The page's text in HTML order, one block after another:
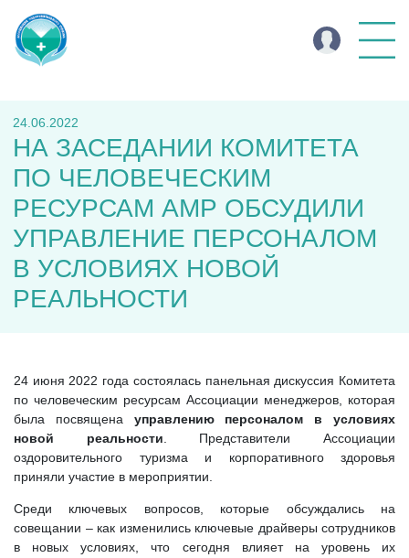
24.06.2022
НА ЗАСЕДАНИИ КОМИТЕТА
ПО ЧЕЛОВЕЧЕСКИМ
РЕСУРСАМ АМР ОБСУДИЛИ
УПРАВЛЕНИЕ ПЕРСОНАЛОМ
В УСЛОВИЯХ НОВОЙ
РЕАЛЬНОСТИ
24 июня 2022 года состоялась панельная дискуссия Комитета
по человеческим ресурсам Ассоциации менеджеров, которая
была посвящена управлению персоналом в условиях
новой реальности . Представители Ассоциации
оздоровительного туризма и корпоративного здоровья
приняли участие в мероприятии.
Среди ключевых вопросов, которые обсуждались на
совещании – как изменились ключевые драйверы сотрудников
в новых условиях, что сегодня влияет на уровень их